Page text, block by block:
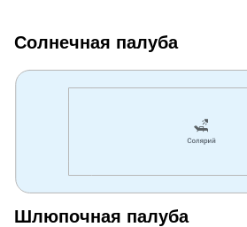
Солнечная палуба
Шлюпочная палуба